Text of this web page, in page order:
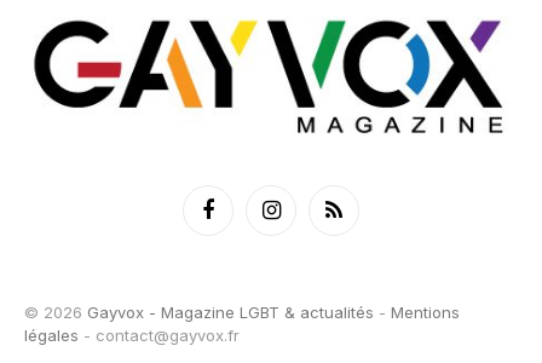
FacebookInstagramRSS
© 2026 Gayvox - Magazine LGBT & actualités - Mentions
légales - contact@gayvox.fr